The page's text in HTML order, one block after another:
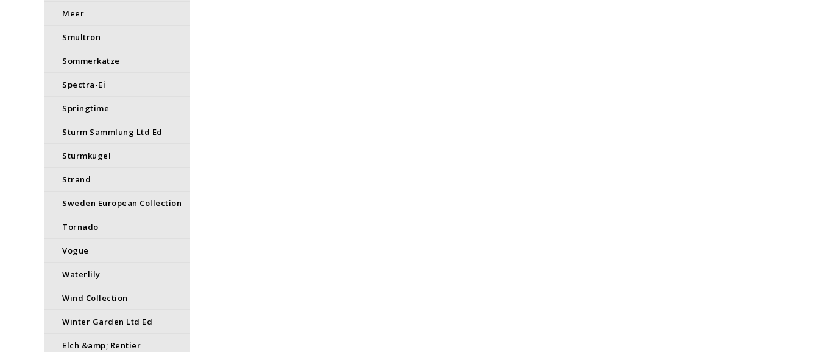
Meer
Smultron
Sommerkatze
Spectra-Ei
Springtime
Sturm Sammlung Ltd Ed
Sturmkugel
Strand
Sweden European Collection
Tornado
Vogue
Waterlily
Wind Collection
Winter Garden Ltd Ed
Elch &amp; Rentier